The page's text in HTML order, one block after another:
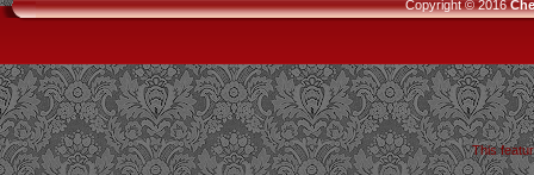
Copyright © 2016
This